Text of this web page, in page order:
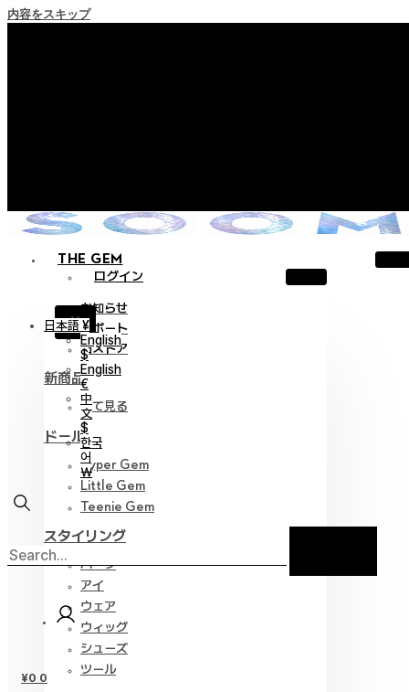
内容をスキップ
THE GEM
ログイン
X
お知らせ
サポート
旧ストア
新商品
全て見る
ドール
Hyper Gem
Little Gem
Teenie Gem
スタイリング
パーツ
アイ
ウェア
ウィッグ
シューズ
ツール
日本語 ¥
English
$
English
€
中
文
$
한국
어
￦
¥0 0